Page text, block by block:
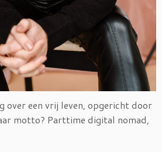
over een vrij leven, opgericht door
motto? Parttime digital nomad,